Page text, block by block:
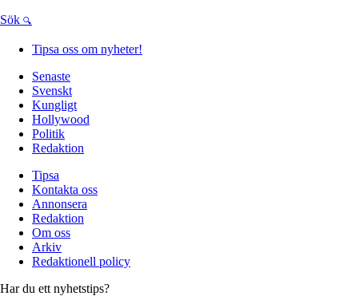
Sök
Tipsa oss om nyheter!
Senaste
Svenskt
Kungligt
Hollywood
Politik
Redaktion
Tipsa
Kontakta oss
Annonsera
Redaktion
Om oss
Arkiv
Redaktionell policy
Har du ett nyhetstips?